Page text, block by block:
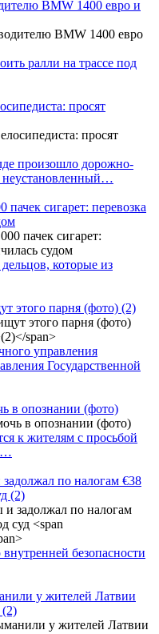
BMW 1400 евро и
ралли на трассе под
просят
произошло дорожно-
неустановленный…
сигарет: перевозка
которые из
этого парня (фото) (2)
управления
Государственной
в опознании (фото)
к жителям с просьбой
по налогам €38
(2)
безопасности
у жителей Латвии
(2)